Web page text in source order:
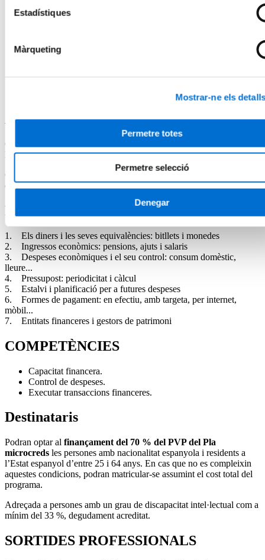
Estadístiques
Màrqueting
Mostrar-ne els
Permetre totes
Permetre selecció
Denegar
decisions econòmiques informades en el seu dia a dia.
diferenciar tipus de moneda (física i digital), reconèixer errors
simulacions, exercicis pràctics i dinàmiques de grup.
Acreditació acadèmica
Certificat de Microcredencial Universitària per la Universitat de
Barcelona.
Curs propi dissenyat segons les directrius de l’Espai Europeu
d’Educació Superior i equivalent a 3 crèdits ECTS.
Programa
1. Els diners i les seves equivalències: bitllets i monedes
2. Ingressos econòmics: pensions, ajuts i salaris
3. Despeses econòmiques i el seu control: consum domèstic,
lleure...
4. Pressupost: periodicitat i càlcul
5. Estalvi i planificació per a futures despeses
6. Formes de pagament: en efectiu, amb targeta, per internet,
mòbil...
7. Entitats financeres i gestors de patrimoni
COMPETÈNCIES
Capacitat financera.
Control de despeses.
Executar transaccions financeres.
Destinataris
Podran optar al finançament del 70 % del PVP del Pla
microcreds les persones amb nacionalitat espanyola i residents a
l’Estat espanyol d’entre 25 i 64 anys. En cas que no es compleixin
aquestes condicions, podran matricular-se assumint el cost total del
programa.
Adreçada a persones amb un grau de discapacitat intel·lectual com a
mínim del 33 %, degudament acreditat.
SORTIDES PROFESSIONALS